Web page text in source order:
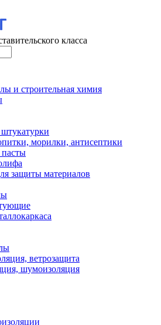
класса
и строительная химия
морилки, антисептики
защиты материалов
ветрозащита
шумоизоляция